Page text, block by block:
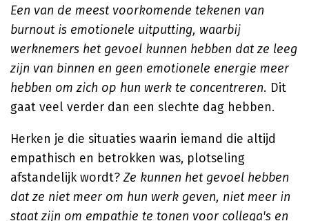
Een van de meest voorkomende tekenen van
burnout is emotionele uitputting, waarbij
werknemers het gevoel kunnen hebben dat ze leeg
zijn van binnen en geen emotionele energie meer
hebben om zich op hun werk te concentreren. Dit
gaat veel verder dan een slechte dag hebben.
Herken je die situaties waarin iemand die altijd
empathisch en betrokken was, plotseling
afstandelijk wordt? Ze kunnen het gevoel hebben
dat ze niet meer om hun werk geven, niet meer in
staat zijn om empathie te tonen voor collega's en